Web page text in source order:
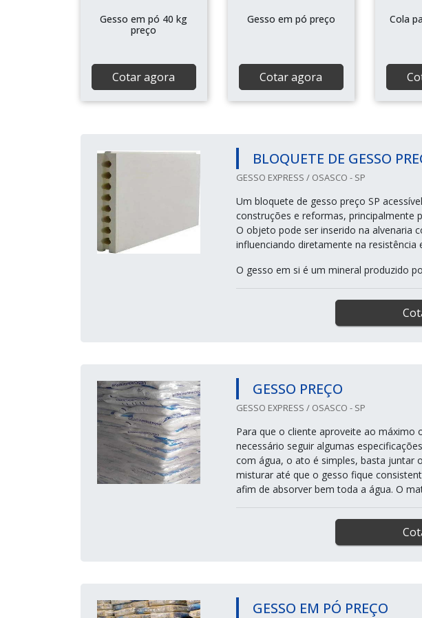
Gesso em pó 40 kg
preço
Cotar agora
Gesso em pó preço
Cotar agora
Cola
BLOQUETE DE GESSO
GESSO EXPRESS / OSASCO - SP
Um bloquete de gesso preço SP
construções e reformas, principalmente
O objeto pode ser inserido na alvenaria
influenciando diretamente na resistência
O gesso em si é um mineral produzido
GESSO PREÇO
GESSO EXPRESS / OSASCO - SP
Para que o cliente aproveite ao
necessário seguir algumas
com água, o ato é simples, basta juntar
misturar até que o gesso fique
afim de absorver bem toda a água. O
GESSO EM PÓ PREÇO